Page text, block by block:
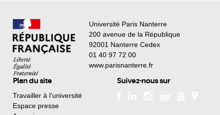
Université Paris Nanterre
200 avenue de la République
92001 Nanterre Cedex
01 40 97 72 00
www.parisnanterre.fr
Plan du site
Travailler à l'université
Espace presse
Suivez-nous sur